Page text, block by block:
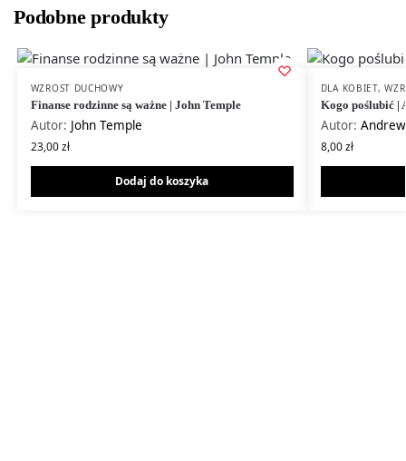
Podobne produkty
WZROST DUCHOWY
Finanse rodzinne są ważne | John Temple
Autor: John Temple
23,00zł
Dodaj do koszyka
DLA KOBIET,
Kogo poślubić |
Autor:
8,00zł